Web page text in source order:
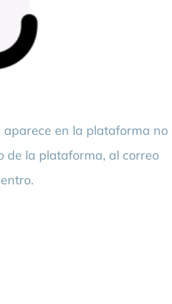
aparece en la plataforma no
de la plataforma, al correo